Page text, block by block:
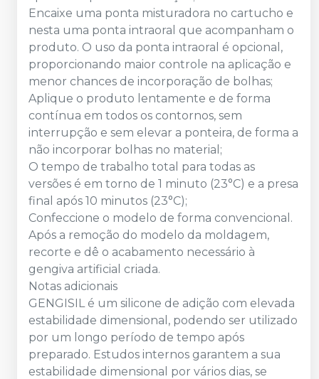
Encaixe uma ponta misturadora no cartucho e
nesta uma ponta intraoral que acompanham o
produto. O uso da ponta intraoral é opcional,
proporcionando maior controle na aplicação e
menor chances de incorporação de bolhas;
Aplique o produto lentamente e de forma
contínua em todos os contornos, sem
interrupção e sem elevar a ponteira, de forma a
não incorporar bolhas no material;
O tempo de trabalho total para todas as
versões é em torno de 1 minuto (23°C) e a presa
final após 10 minutos (23°C);
Confeccione o modelo de forma convencional.
Após a remoção do modelo da moldagem,
recorte e dê o acabamento necessário à
gengiva artificial criada.
Notas adicionais
GENGISIL é um silicone de adição com elevada
estabilidade dimensional, podendo ser utilizado
por um longo período de tempo após
preparado. Estudos internos garantem a sua
estabilidade dimensional por vários dias, se